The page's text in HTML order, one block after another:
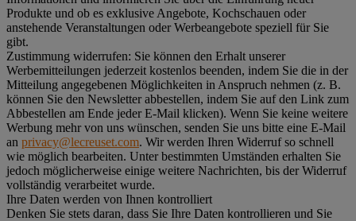
Produkte und ob es exklusive Angebote, Kochschauen oder
anstehende Veranstaltungen oder Werbeangebote speziell für Sie
gibt.
Zustimmung widerrufen: Sie können den Erhalt unserer
Werbemitteilungen jederzeit kostenlos beenden, indem Sie die in der
Mitteilung angegebenen Möglichkeiten in Anspruch nehmen (z. B.
können Sie den Newsletter abbestellen, indem Sie auf den Link zum
Abbestellen am Ende jeder E-Mail klicken). Wenn Sie keine weitere
Werbung mehr von uns wünschen, senden Sie uns bitte eine E-Mail
an privacy@lecreuset.com. Wir werden Ihren Widerruf so schnell
wie möglich bearbeiten. Unter bestimmten Umständen erhalten Sie
jedoch möglicherweise einige weitere Nachrichten, bis der Widerruf
vollständig verarbeitet wurde.
Ihre Daten werden von Ihnen kontrolliert
Denken Sie stets daran, dass Sie Ihre Daten kontrollieren und Sie